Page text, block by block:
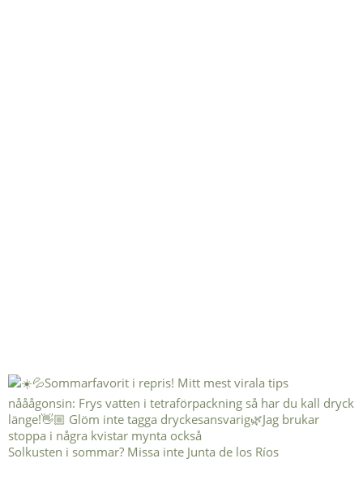
Solkusten i sommar? Missa inte Junta de los Ríos